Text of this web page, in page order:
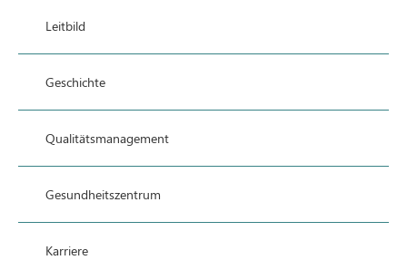
Leitbild
Geschichte
Qualitätsmanagement
Gesundheitszentrum
Karriere